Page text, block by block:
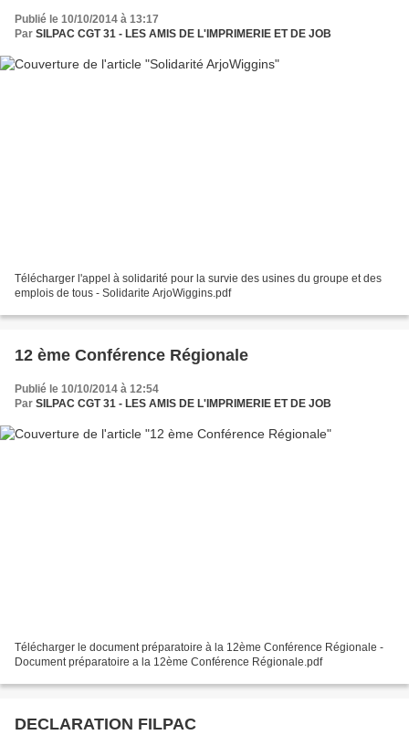
Publié le 10/10/2014 à 13:17
Par SILPAC CGT 31 - LES AMIS DE L'IMPRIMERIE ET DE JOB
Télécharger l'appel à solidarité pour la survie des usines du groupe et des
emplois de tous - Solidarite ArjoWiggins.pdf
12 ème Conférence Régionale
Publié le 10/10/2014 à 12:54
Par SILPAC CGT 31 - LES AMIS DE L'IMPRIMERIE ET DE JOB
Télécharger le document préparatoire à la 12ème Conférence Régionale -
Document préparatoire a la 12ème Conférence Régionale.pdf
DECLARATION FILPAC